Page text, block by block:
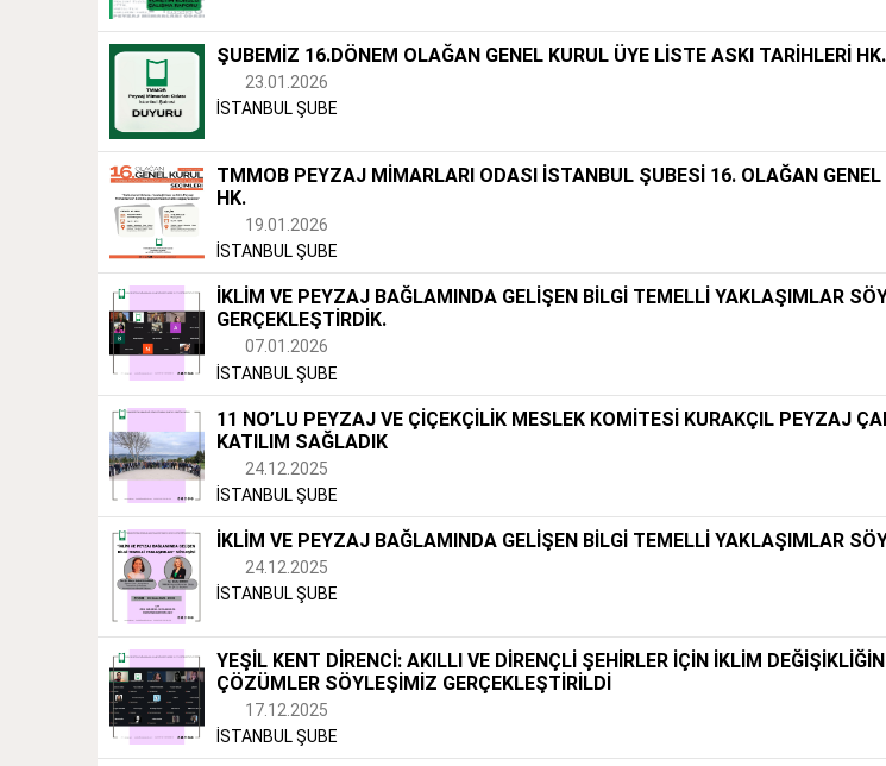
ŞUBEMİZ 16.DÖNEM OLAĞAN GENEL KURUL ÜYE LİSTE ASKI TARİHLERİ HK.
23.01.2026
İSTANBUL ŞUBE
TMMOB PEYZAJ MİMARLARI ODASI İSTANBUL ŞUBESİ 16. OLAĞAN GENEL
HK.
19.01.2026
İSTANBUL ŞUBE
İKLİM VE PEYZAJ BAĞLAMINDA GELİŞEN BİLGİ TEMELLİ YAKLAŞIMLAR
GERÇEKLEŞTİRDİK.
07.01.2026
İSTANBUL ŞUBE
11 NO’LU PEYZAJ VE ÇİÇEKÇİLİK MESLEK KOMİTESİ KURAKÇIL PEYZAJ
KATILIM SAĞLADIK
24.12.2025
İSTANBUL ŞUBE
İKLİM VE PEYZAJ BAĞLAMINDA GELİŞEN BİLGİ TEMELLİ YAKLAŞIMLAR
24.12.2025
İSTANBUL ŞUBE
YEŞİL KENT DİRENCİ: AKILLI VE DİRENÇLİ ŞEHİRLER İÇİN İKLİM
ÇÖZÜMLER SÖYLEŞİMİZ GERÇEKLEŞTİRİLDİ
17.12.2025
İSTANBUL ŞUBE